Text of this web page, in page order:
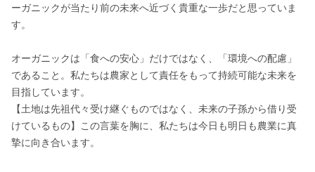
ーガニックが当たり前の未来へ近づく貴重な一歩だと思っていま
す。
オーガニックは「食への安心」だけではなく、「環境への配慮」
であること。私たちは農家として責任をもって持続可能な未来を
目指しています。
【土地は先祖代々受け継ぐものではなく、未来の子孫から借り受
けているもの】この言葉を胸に、私たちは今日も明日も農業に真
摯に向き合います。